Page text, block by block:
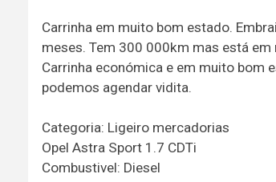
Carrinha em muito bom estado.
meses. Tem 300 000km mas está
Carrinha económica e em muito bom
podemos agendar vidita.
Categoria: Ligeiro mercadorias
Opel Astra Sport 1.7 CDTi
Combustivel: Diesel